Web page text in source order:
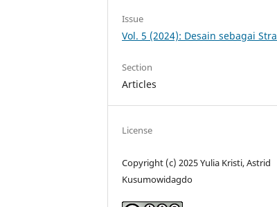
Issue
Vol. 5 (2024): Desain sebagai
Section
Articles
License
Copyright (c) 2025 Yulia Kristi, Astrid
Kusumowidagdo